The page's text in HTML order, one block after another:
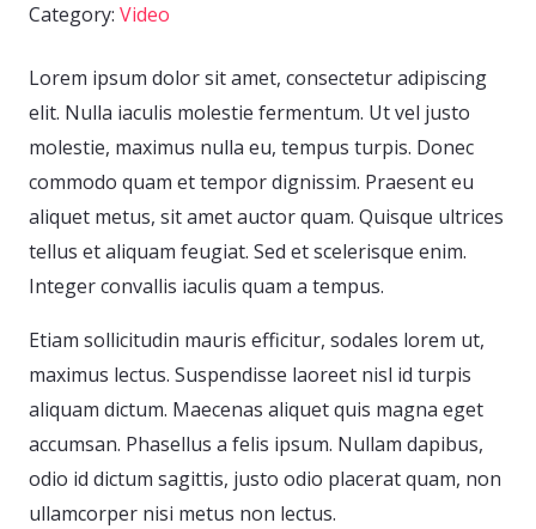
Category: Video
Lorem ipsum dolor sit amet, consectetur adipiscing
elit. Nulla iaculis molestie fermentum. Ut vel justo
molestie, maximus nulla eu, tempus turpis. Donec
commodo quam et tempor dignissim. Praesent eu
aliquet metus, sit amet auctor quam. Quisque ultrices
tellus et aliquam feugiat. Sed et scelerisque enim.
Integer convallis iaculis quam a tempus.
Etiam sollicitudin mauris efficitur, sodales lorem ut,
maximus lectus. Suspendisse laoreet nisl id turpis
aliquam dictum. Maecenas aliquet quis magna eget
accumsan. Phasellus a felis ipsum. Nullam dapibus,
odio id dictum sagittis, justo odio placerat quam, non
ullamcorper nisi metus non lectus.